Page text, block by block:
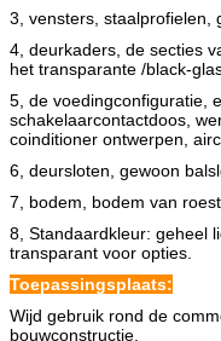
3, vensters, staalprofielen,
4, deurkaders, de secties
het transparante /black-
5, de voedingconfiguratie,
schakelaarcontactdoos,
coinditioner ontwerpen,
6, deursloten, gewoon
7, bodem, bodem van
8, Standaardkleur: geheel
transparant voor opties.
Toepassingsplaats:
Wijd gebruik rond de
bouwconstructie,